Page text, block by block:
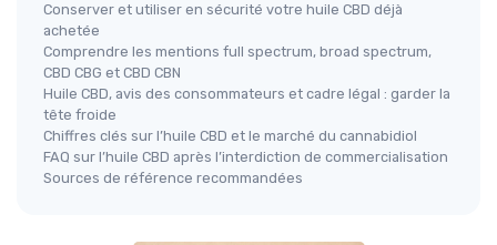
Conserver et utiliser en sécurité votre huile CBD déjà
achetée
Comprendre les mentions full spectrum, broad spectrum,
CBD CBG et CBD CBN
Huile CBD, avis des consommateurs et cadre légal : garder la
tête froide
Chiffres clés sur l’huile CBD et le marché du cannabidiol
FAQ sur l’huile CBD après l’interdiction de commercialisation
Sources de référence recommandées